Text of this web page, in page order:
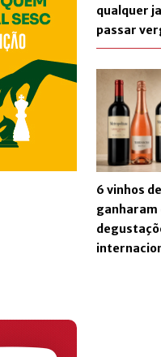
qualquer
passar
6 vinhos
ganharam